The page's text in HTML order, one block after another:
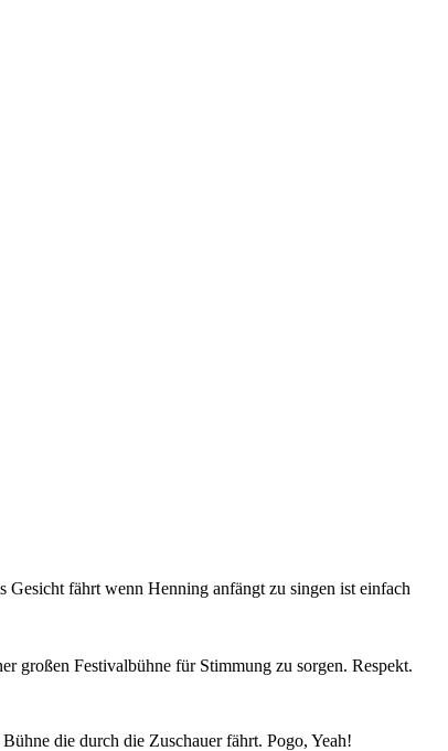
fährt wenn Henning anfängt zu singen ist einfach
großen Festivalbühne für Stimmung zu sorgen. Respekt.
die durch die Zuschauer fährt. Pogo, Yeah!